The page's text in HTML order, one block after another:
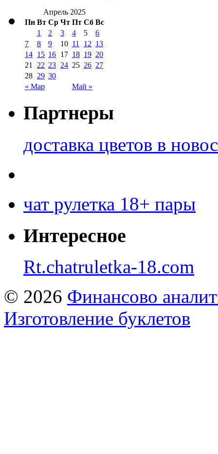
Апрель 2025
Пн Вт Ср Чт Пт Сб Вс
« Мар Май »
1 2 3 4 5
6
7
8 9 10 11 12 13
14 15 16 17 18 19 20
21
22 23 24 25 26 27
28 29 30
Партнеры
доставка цветов в
чат рулетка 18+ пары
Интересное
Rt.chatruletka-18.com
© 2026 Финансово
Изготовление буклетов